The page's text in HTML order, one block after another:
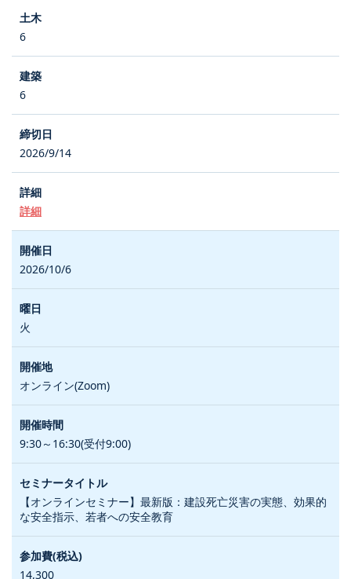
6
6
2026/9/14
詳細
2026/10/6
火
オンライン(Zoom)
9:30～16:30(受付9:00)
【オンラインセミナー】最新版：建設死亡災害の実態、効果的
な安全指示、若者への安全教育
14,300